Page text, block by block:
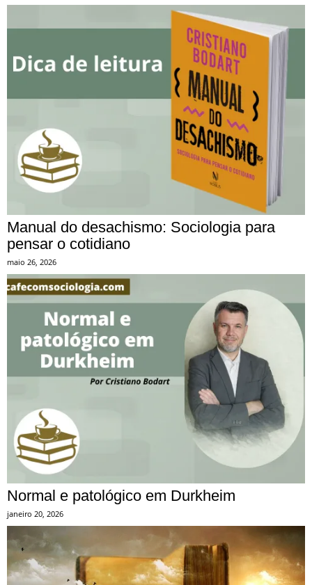
Manual do desachismo: Sociologia para
pensar o cotidiano
maio 26, 2026
Normal e patológico em Durkheim
janeiro 20, 2026